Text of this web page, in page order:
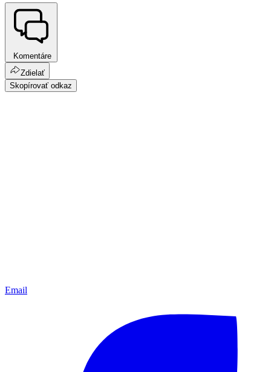
Komentáre
Zdielať
Skopírovať odkaz
Email